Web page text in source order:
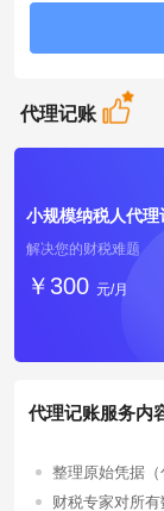
代理记账
小规模纳税人代理
解决您的财税难题
￥300 元/月
代理记账服务内
整理原始凭据（
财税专家对所